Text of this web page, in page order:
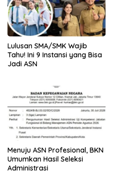
Lulusan SMA/SMK Wajib
Tahu! Ini 9 Instansi yang Bisa
Jadi ASN
Menuju ASN Profesional, BKN
Umumkan Hasil Seleksi
Administrasi